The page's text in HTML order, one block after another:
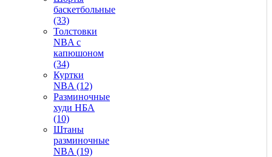
баскетбольные
(33)
Толстовки
NBA с
капюшоном
(34)
Куртки
NBA (12)
Разминочные
худи НБА
(10)
Штаны
разминочные
NBA (19)